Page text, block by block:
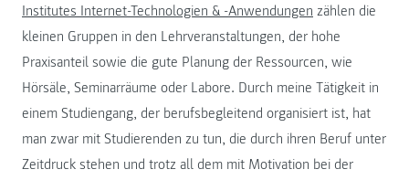
Institutes Internet-Technologien & -Anwendungen zählen die
kleinen Gruppen in den Lehrveranstaltungen, der hohe
Praxisanteil sowie die gute Planung der Ressourcen, wie
Hörsäle, Seminarräume oder Labore. Durch meine Tätigkeit in
einem Studiengang, der berufsbegleitend organisiert ist, hat
man zwar mit Studierenden zu tun, die durch ihren Beruf unter
Zeitdruck stehen und trotz all dem mit Motivation bei der